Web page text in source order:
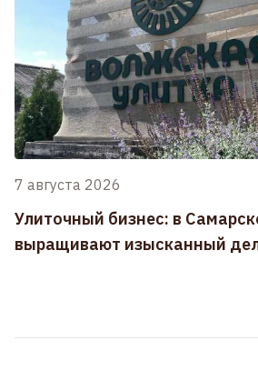
7 августа 2026
Улиточный бизнес: в
выращивают изысканный